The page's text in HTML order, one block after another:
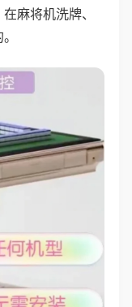
麻将机洗牌、